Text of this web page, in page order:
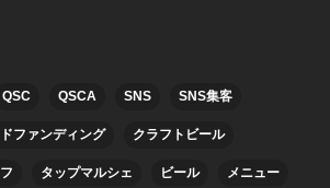
QSC QSCA SNS SNS集客
ファンディング クラフトビール
タップマルシェ ビール メニュー